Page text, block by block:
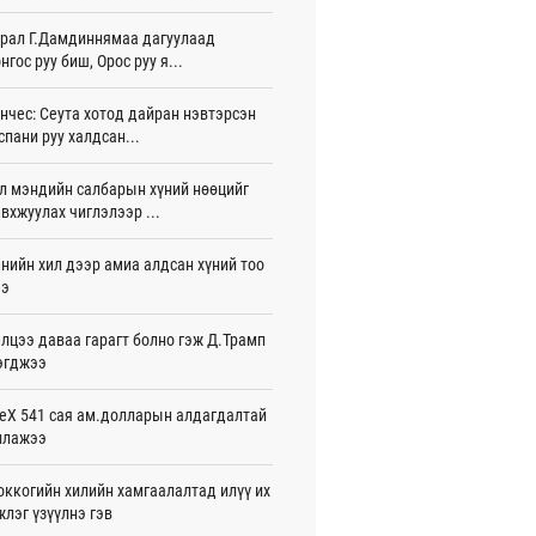
16 цаг 01 мин
Бангладешт эргэн ирэхээ
15 цаг 58 мин
15 цаг 54 мин
улсын хамтын ажиллагааны талаар
солилцов
сард Сүхбаатар боомтоор
тонн Аи-92 автобензин импортолжээ
Н.Амарзаяа: 32 хуудастай
дэвтэр долоо хоногт л дүүрдэг
15 цаг 31 мин
Г.Дамдиннямаа дагуулаад
руу биш, Орос руу я...
Сеута хотод дайран нэвтэрсэн
руу халдсан...
мэндийн салбарын хүний нөөцийг
чиглэлээр ...
хил дээр амиа алдсан хүний тоо
даваа гарагт болно гэж Д.Трамп
541 сая ам.долларын алдагдалтай
хилийн хамгаалалтад илүү их
үзүүлнэ гэв